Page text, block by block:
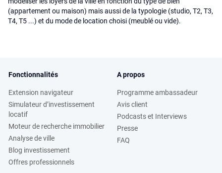
(appartement ou maison) mais aussi de la typologie (studio, T2, T3,
T4, T5 ...) et du mode de location choisi (meublé ou vide).
Fonctionnalités
Extension navigateur
Simulateur d’investissement
locatif
Moteur de recherche immobilier
Analyse de ville
Blog investissement
Offres professionnels
A propos
Programme ambassadeur
Avis client
Podcasts et Interviews
Presse
FAQ